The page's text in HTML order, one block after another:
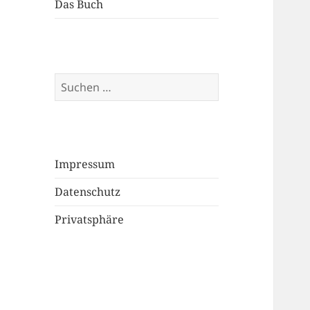
Das Buch
Suchen
nach:
Impressum
Datenschutz
Privatsphäre